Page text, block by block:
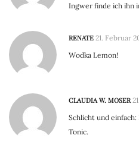
Ingwer finde ich ihn
RENATE 21. Februar
Wodka Lemon!
CLAUDIA W. MOSER
Schlicht und
Tonic.